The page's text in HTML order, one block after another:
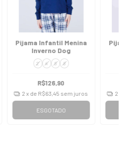
Pijama Infantil Menina
Inverno Dog
2 4 6 8
R$126,90
2 x de R$63,45 sem juros
ESGOTADO
2